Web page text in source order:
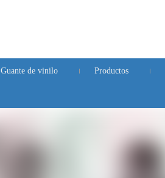
Guante de vinilo Productos